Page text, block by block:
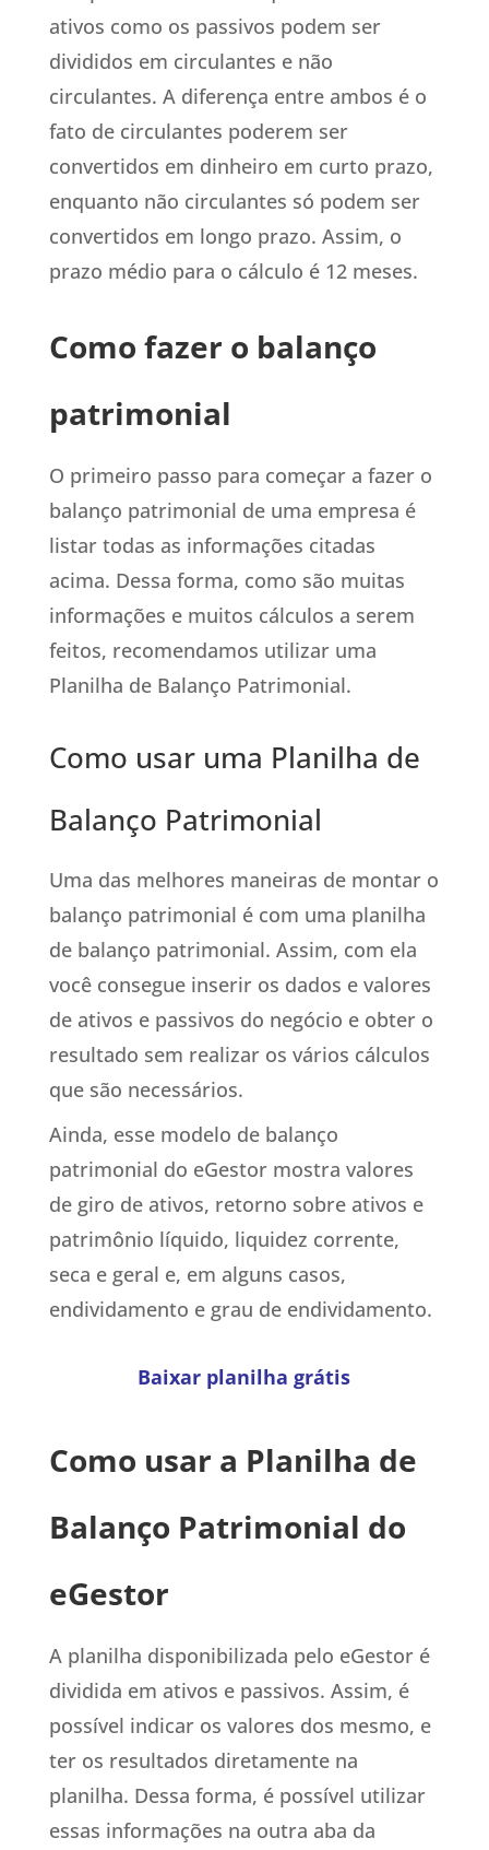
ativos como os passivos podem ser
divididos em circulantes e não
circulantes. A diferença entre ambos é o
fato de circulantes poderem ser
convertidos em dinheiro em curto prazo,
enquanto não circulantes só podem ser
convertidos em longo prazo. Assim, o
prazo médio para o cálculo é 12 meses.
Como fazer o balanço
patrimonial
O primeiro passo para começar a fazer o
balanço patrimonial de uma empresa é
listar todas as informações citadas
acima. Dessa forma, como são muitas
informações e muitos cálculos a serem
feitos, recomendamos utilizar uma
Planilha de Balanço Patrimonial.
Como usar uma Planilha de
Balanço Patrimonial
Uma das melhores maneiras de montar o
balanço patrimonial é com uma planilha
de balanço patrimonial. Assim, com ela
você consegue inserir os dados e valores
de ativos e passivos do negócio e obter o
resultado sem realizar os vários cálculos
que são necessários.
Ainda, esse modelo de balanço
patrimonial do eGestor mostra valores
de giro de ativos, retorno sobre ativos e
patrimônio líquido, liquidez corrente,
seca e geral e, em alguns casos,
endividamento e grau de endividamento.
Baixar planilha grátis
Como usar a Planilha de
Balanço Patrimonial do
eGestor
A planilha disponibilizada pelo eGestor é
dividida em ativos e passivos. Assim, é
possível indicar os valores dos mesmo, e
ter os resultados diretamente na
planilha. Dessa forma, é possível utilizar
essas informações na outra aba da